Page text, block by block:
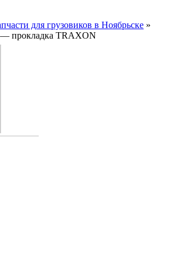
для грузовиков в Ноябрьске »
прокладка TRAXON